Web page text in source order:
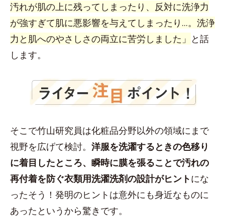
汚れが肌の上に残ってしまったり、反対に洗浄力
が強すぎて肌に悪影響を与えてしまったり...。洗浄
力と肌へのやさしさの両立に苦労しました」 と話
します。
そこで竹山研究員は化粧品分野以外の領域にまで
視野を広げて検討。 洋服を洗濯するときの色移り
に着目したところ、瞬時に膜を張ることで汚れの
再付着を防ぐ衣類用洗濯洗剤の設計がヒントにな
ったそう！発明のヒントは意外にも身近なものに
あったというから驚きです。